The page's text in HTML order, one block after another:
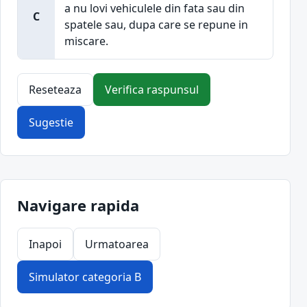
C
a nu lovi vehiculele din fata sau din
spatele sau, dupa care se repune in
miscare.
Reseteaza Verifica raspunsul
Sugestie
Navigare rapida
Inapoi Urmatoarea
Simulator categoria B